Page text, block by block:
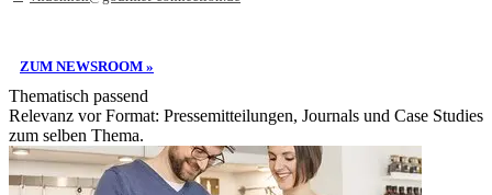
ZUM NEWSROOM »
Thematisch passend
Relevanz vor Format: Pressemitteilungen, Journals und Case Studies
zum selben Thema.